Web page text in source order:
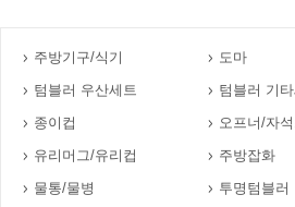
주방기구/식기 도마
텀블러 우산세트
텀블러 기
종이컵
오프너/자
유리머그/유리컵
주방잡화
물통/물병
투명텀블러